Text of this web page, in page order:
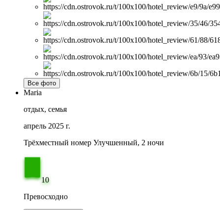
Все фото
Maria
отдых, семья
апрель 2025 г.
Трёхместный номер Улучшенный, 2 ночи
10
Превосходно